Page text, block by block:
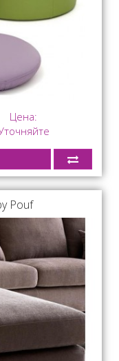
Цена:
Pouf